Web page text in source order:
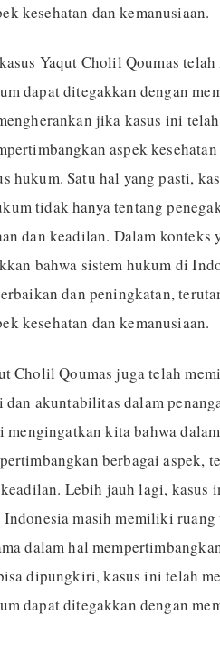
kesehatan dan kemanusiaan.
Yaqut Cholil Qoumas
dapat ditegakkan dengan
jika kasus ini
aspek
hukum. Satu hal yang pasti,
tidak hanya tentang
dan keadilan. Dalam konteks
bahwa sistem hukum di
dan peningkatan,
kesehatan dan kemanusiaan.
Cholil Qoumas juga telah
akuntabilitas dalam
mengingatkan kita bahwa
berbagai aspek,
Lebih jauh lagi, kasus
masih memiliki
dalam hal
dipungkiri, kasus ini telah
dapat ditegakkan dengan